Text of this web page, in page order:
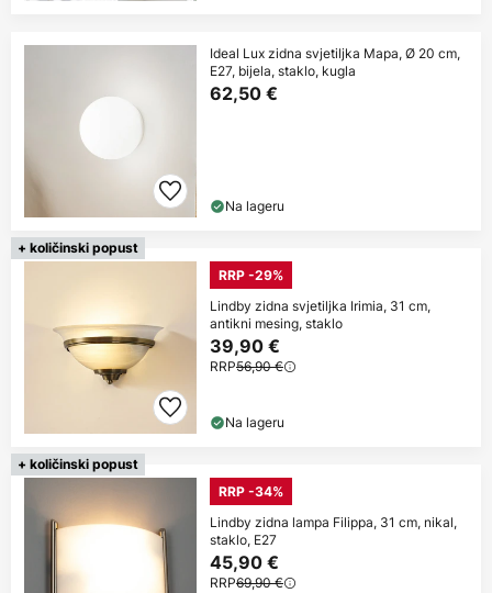
Ideal Lux zidna svjetiljka Mapa, Ø 20 cm,
E27, bijela, staklo, kugla
62,50 €
Na lageru
+ količinski popust
RRP -29%
Lindby zidna svjetiljka Irimia, 31 cm,
antikni mesing, staklo
39,90 €
RRP56,90 €
Na lageru
+ količinski popust
RRP -34%
Lindby zidna lampa Filippa, 31 cm, nikal,
staklo, E27
45,90 €
RRP69,90 €